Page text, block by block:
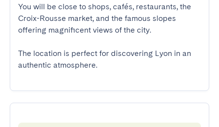
You will be close to shops, cafés, restaurants, the
Croix-Rousse market, and the famous slopes
offering magnificent views of the city.
The location is perfect for discovering Lyon in an
authentic atmosphere.